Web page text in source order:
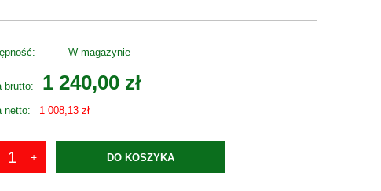
W magazynie
brutto: 1 240,00 zł
netto: 1 008,13 zł
DO KOSZYKA